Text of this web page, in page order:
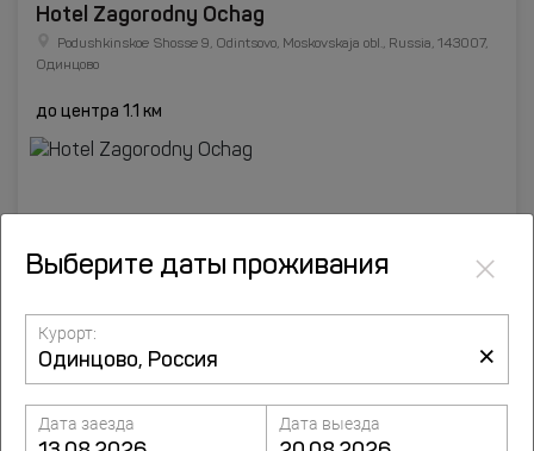
Hotel Zagorodny Ochag
Podushkinskoe Shosse 9, Odintsovo, Moskovskaja obl., Russia, 143007,
Одинцово
до центра 1.1 км
Выберите даты проживания ×
Курорт:
×
Дата заезда Дата выезда